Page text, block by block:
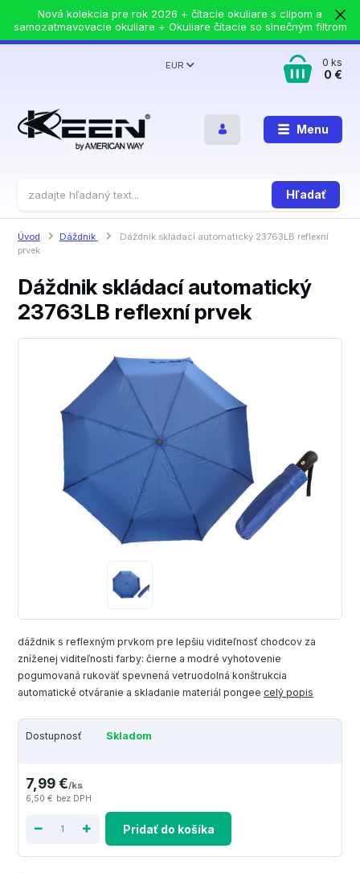
Nová kolekcia pre rok 2026 + čítacie okuliare s clipom a
samozatmavovacie okuliare + Okuliare čítacie so slnečným filtrom
Menu
EUR
Hľadať
0ks
0 €
Úvod Dáždnik
Dáždnik skládací automatický 23763LB reflexní
prvek
Dáždnik skládací automatický
23763LB reflexní prvek
dáždnik s reflexným prvkom pre lepšiu viditeľnosť chodcov za
zníženej viditeľnosti farby: čierne a modré vyhotovenie
pogumovaná rukoväť spevnená vetruodolná konštrukcia
automatické otváranie a skladanie materiál pongee celý popis
Dostupnosť Skladom
7,99 €/ks
6,50 € bez DPH
Pridať do košíka